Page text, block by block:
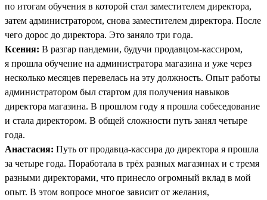
по итогам обучения в которой стал заместителем директора,
затем администратором, снова заместителем директора. После
чего дорос до директора. Это заняло три года.
Ксения: В разгар пандемии, будучи продавцом-кассиром,
я прошла обучение на администратора магазина и уже через
несколько месяцев перевелась на эту должность. Опыт работы
администратором был стартом для получения навыков
директора магазина. В прошлом году я прошла собеседование
и стала директором. В общей сложности путь занял четыре
года.
Анастасия: Путь от продавца-кассира до директора я прошла
за четыре года. Поработала в трёх разных магазинах и с тремя
разными директорами, что принесло огромный вклад в мой
опыт. В этом вопросе многое зависит от желания,